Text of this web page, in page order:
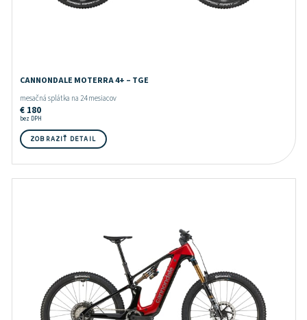
CANNONDALE MOTERRA 4+ – TGE
mesačná splátka na 24 mesiacov
€180
bez DPH
ZOBRAZIŤ DETAIL